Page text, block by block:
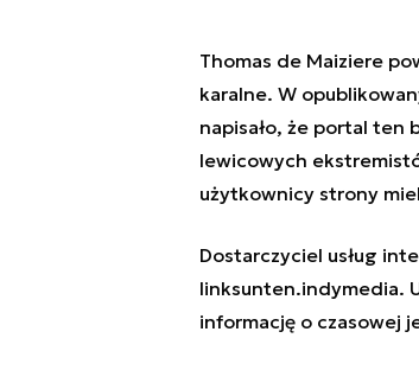
Thomas de Maiziere
karalne. W
napisało, że portal ten
lewicowych
użytkownicy strony
Dostarczyciel usług
linksunten.indymedia.
informację o czasowej